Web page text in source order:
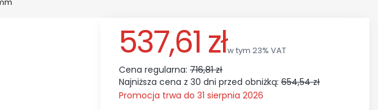
537,61 złw tym 23% VAT
w tym 23% VAT
Cena regularna: 716,81 zł
Najniższa cena z 30 dni przed obniżką: 654,54 zł
Promocja trwa do 31 sierpnia 2026